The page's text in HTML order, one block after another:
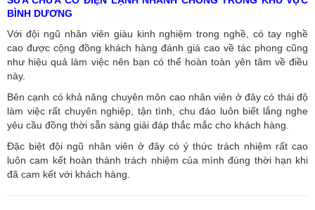
BÌNH DƯƠNG
Với đội ngũ nhân viên giàu kinh nghiệm trong nghề, có tay nghề
cao được cộng đồng khách hàng đánh giá cao về tác phong cũng
như hiệu quả làm việc nên bạn có thể hoàn toàn yên tâm về điều
này.
Bên cạnh có khả năng chuyên môn cao nhân viên ở đây có thái độ
làm việc rất chuyên nghiệp, tận tình, chu đáo luôn biết lắng nghe
yêu cầu đồng thời sẵn sàng giải đáp thắc mắc cho khách hàng.
Đặc biệt đội ngũ nhân viên ở đây có ý thức trách nhiệm rất cao
luôn cam kết hoàn thành trách nhiệm của mình đúng thời hạn khi
đã cam kết với khách hàng.